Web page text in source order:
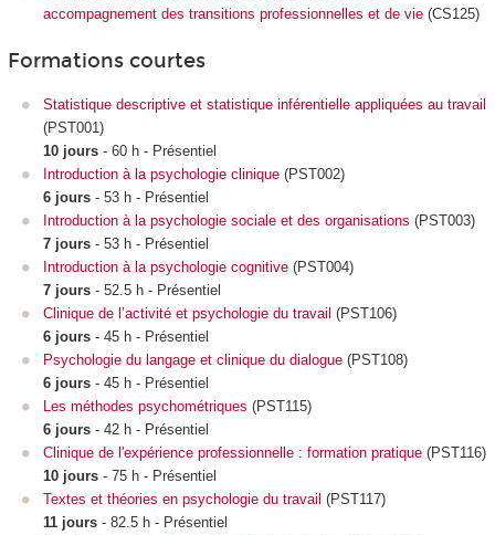
accompagnement des transitions professionnelles et de vie (CS125)
Formations courtes
Statistique descriptive et statistique inférentielle appliquées au travail
(PST001)
10 jours - 60 h - Présentiel
Introduction à la psychologie clinique (PST002)
6 jours - 53 h - Présentiel
Introduction à la psychologie sociale et des organisations (PST003)
7 jours - 53 h - Présentiel
Introduction à la psychologie cognitive (PST004)
7 jours - 52.5 h - Présentiel
Clinique de l’activité et psychologie du travail (PST106)
6 jours - 45 h - Présentiel
Psychologie du langage et clinique du dialogue (PST108)
6 jours - 45 h - Présentiel
Les méthodes psychométriques (PST115)
6 jours - 42 h - Présentiel
Clinique de l'expérience professionnelle : formation pratique (PST116)
10 jours - 75 h - Présentiel
Textes et théories en psychologie du travail (PST117)
11 jours - 82.5 h - Présentiel